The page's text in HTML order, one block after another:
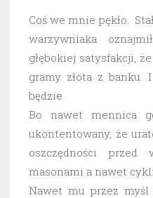
Coś we mnie pękło.
warzywniaka
głębokiej satysfakcji,
gramy złota z
będzie.
Bo nawet mennica
ukontentowany, że
oszczędności przed
masonami a nawet
Nawet mu przez myśl